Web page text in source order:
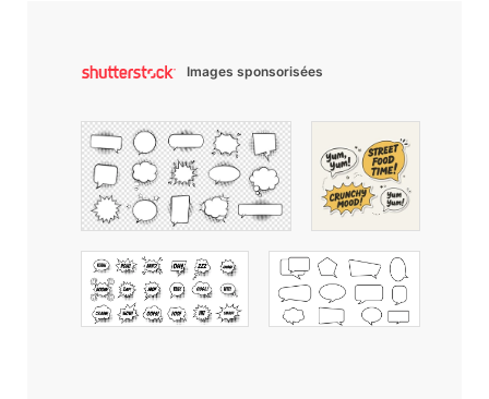
Images sponsorisées